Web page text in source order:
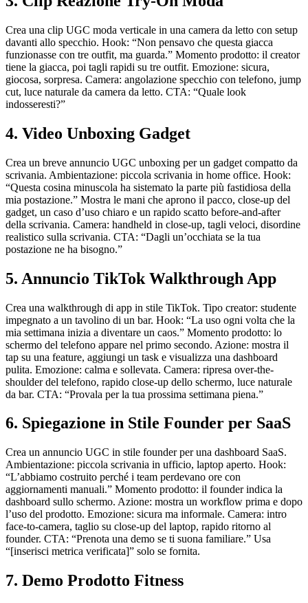
Crea una clip UGC moda verticale in una camera da letto con setup
davanti allo specchio. Hook: “Non pensavo che questa giacca
funzionasse con tre outfit, ma guarda.” Momento prodotto: il creator
tiene la giacca, poi tagli rapidi su tre outfit. Emozione: sicura,
giocosa, sorpresa. Camera: angolazione specchio con telefono, jump
cut, luce naturale da camera da letto. CTA: “Quale look
indosseresti?”
4. Video Unboxing Gadget
Crea un breve annuncio UGC unboxing per un gadget compatto da
scrivania. Ambientazione: piccola scrivania in home office. Hook:
“Questa cosina minuscola ha sistemato la parte più fastidiosa della
mia postazione.” Mostra le mani che aprono il pacco, close-up del
gadget, un caso d’uso chiaro e un rapido scatto before-and-after
della scrivania. Camera: handheld in close-up, tagli veloci, disordine
realistico sulla scrivania. CTA: “Dagli un’occhiata se la tua
postazione ne ha bisogno.”
5. Annuncio TikTok Walkthrough App
Crea una walkthrough di app in stile TikTok. Tipo creator: studente
impegnato a un tavolino di un bar. Hook: “La uso ogni volta che la
mia settimana inizia a diventare un caos.” Momento prodotto: lo
schermo del telefono appare nel primo secondo. Azione: mostra il
tap su una feature, aggiungi un task e visualizza una dashboard
pulita. Emozione: calma e sollevata. Camera: ripresa over-the-
shoulder del telefono, rapido close-up dello schermo, luce naturale
da bar. CTA: “Provala per la tua prossima settimana piena.”
6. Spiegazione in Stile Founder per SaaS
Crea un annuncio UGC in stile founder per una dashboard SaaS.
Ambientazione: piccola scrivania in ufficio, laptop aperto. Hook:
“L’abbiamo costruito perché i team perdevano ore con
aggiornamenti manuali.” Momento prodotto: il founder indica la
dashboard sullo schermo. Azione: mostra un workflow prima e dopo
l’uso del prodotto. Emozione: sicura ma informale. Camera: intro
face-to-camera, taglio su close-up del laptop, rapido ritorno al
founder. CTA: “Prenota una demo se ti suona familiare.” Usa
“[inserisci metrica verificata]” solo se fornita.
7. Demo Prodotto Fitness